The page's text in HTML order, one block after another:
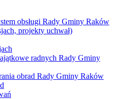
obsługi Rady Gminy Raków
projekty uchwał)
radnych Rady Gminy
obrad Rady Gminy Raków